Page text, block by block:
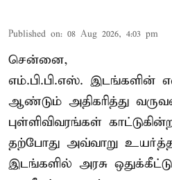
Published on: 08 Aug 2026, 4:03 pm
சென்னை,
எம்.பி.பி.எஸ்.
ஆண்டும் அதிகரித்து
புள்ளிவிவரங்கள்
தற்போது அவ்வாறு
இடங்களில் அரசு